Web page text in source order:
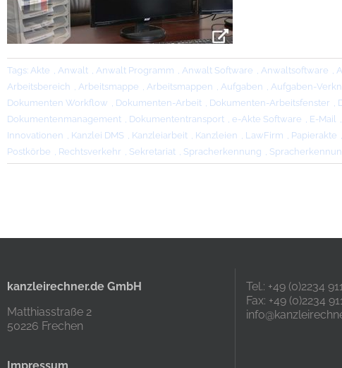
Tags: Akte , Anwalt , Anwalt Programm , Anwalt Software , Anwaltsoftware ,
Arbeitsbereich , Arbeitsmappe , Arbeitsmappen , Aufgaben , Aufgaben-
Dokumenten Workflow , Dokumenten-Arbeit , Dokumenten-Arbeitsfenster ,
Dokumentenmanagement , Dokumententransport , e-Akte Software , E-Mail ,
Innovationen , Kanzlei DMS , Kanzleiarbeit , Kanzleien , LawFirm , Papierakte ,
Postkörbe , Rechtsverkehr , Sekretariat , Spracherkennung ,
kanzleirechner.de GmbH
Matthiasstraße 2
50226 Frechen
Tel.: +49 (0)2234
Fax: +49 (0)2234